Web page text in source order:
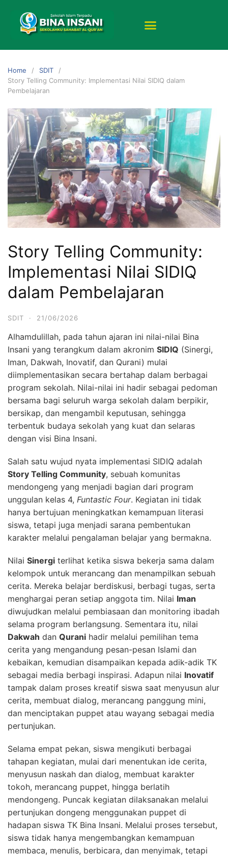
Home
SDIT
Story Telling Community: Implementasi Nilai SIDIQ dalam
Pembelajaran
Story Telling Community:
Implementasi Nilai SIDIQ
dalam Pembelajaran
SDIT · 21/06/2026
Alhamdulillah, pada tahun ajaran ini nilai-nilai Bina
Insani yang terangkum dalam akronim SIDIQ (Sinergi,
Iman, Dakwah, Inovatif, dan Qurani) mulai
diimplementasikan secara bertahap dalam berbagai
program sekolah. Nilai-nilai ini hadir sebagai pedoman
bersama bagi seluruh warga sekolah dalam berpikir,
bersikap, dan mengambil keputusan, sehingga
terbentuk budaya sekolah yang kuat dan selaras
dengan visi Bina Insani.
Salah satu wujud nyata implementasi SIDIQ adalah
Story Telling Community, sebuah komunitas
mendongeng yang menjadi bagian dari program
unggulan kelas 4, Funtastic Four. Kegiatan ini tidak
hanya bertujuan meningkatkan kemampuan literasi
siswa, tetapi juga menjadi sarana pembentukan
karakter melalui pengalaman belajar yang bermakna.
Nilai Sinergi terlihat ketika siswa bekerja sama dalam
kelompok untuk merancang dan menampilkan sebuah
cerita. Mereka belajar berdiskusi, berbagi tugas, serta
menghargai peran setiap anggota tim. Nilai Iman
diwujudkan melalui pembiasaan dan monitoring ibadah
selama program berlangsung. Sementara itu, nilai
Dakwah dan Qurani hadir melalui pemilihan tema
cerita yang mengandung pesan-pesan Islami dan
kebaikan, kemudian disampaikan kepada adik-adik TK
sebagai media berbagi inspirasi. Adapun nilai Inovatif
tampak dalam proses kreatif siswa saat menyusun alur
cerita, membuat dialog, merancang panggung mini,
dan menciptakan puppet atau wayang sebagai media
pertunjukan.
Selama empat pekan, siswa mengikuti berbagai
tahapan kegiatan, mulai dari menentukan ide cerita,
menyusun naskah dan dialog, membuat karakter
tokoh, merancang puppet, hingga berlatih
mendongeng. Puncak kegiatan dilaksanakan melalui
pertunjukan dongeng menggunakan puppet di
hadapan siswa TK Bina Insani. Melalui proses tersebut,
siswa tidak hanya mengembangkan kemampuan
membaca, menulis, berbicara, dan menyimak, tetapi